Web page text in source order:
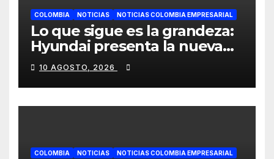
COLOMBIA NOTICIAS NOTICIAS COLOMBIA EMPRESARIAL
Lo que sigue es la grandeza:
Hyundai presenta la nueva
Palisade Híbrida junto al
álbum Big Band 2 de Andrés
Cepeda
10 AGOSTO, 2026
COLOMBIA NOTICIAS NOTICIAS COLOMBIA EMPRESARIAL